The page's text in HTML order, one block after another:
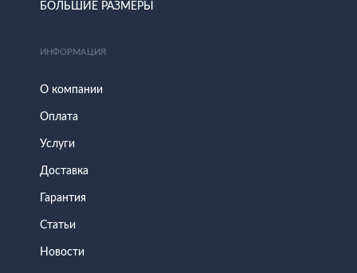
БОЛЬШИЕ РАЗМЕРЫ
ИНФОРМАЦИЯ
О компании
Оплата
Услуги
Доставка
Гарантия
Статьи
Новости